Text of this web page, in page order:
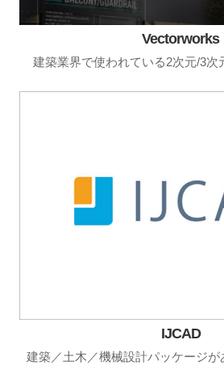
Vectorworks
建築業界で使われている2次元/3次
IJCAD
建築／土木／機械設計パッケージ